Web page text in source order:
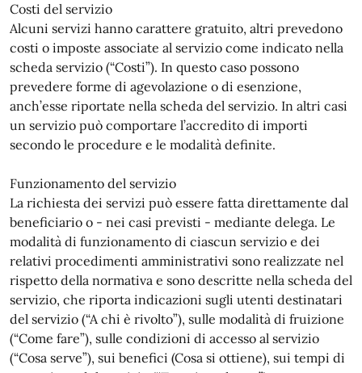
Costi del servizio
Alcuni servizi hanno carattere gratuito, altri prevedono
costi o imposte associate al servizio come indicato nella
scheda servizio (“Costi”). In questo caso possono
prevedere forme di agevolazione o di esenzione,
anch’esse riportate nella scheda del servizio. In altri casi
un servizio può comportare l’accredito di importi
secondo le procedure e le modalità definite.
Funzionamento del servizio
La richiesta dei servizi può essere fatta direttamente dal
beneficiario o - nei casi previsti - mediante delega. Le
modalità di funzionamento di ciascun servizio e dei
relativi procedimenti amministrativi sono realizzate nel
rispetto della normativa e sono descritte nella scheda del
servizio, che riporta indicazioni sugli utenti destinatari
del servizio (“A chi è rivolto”), sulle modalità di fruizione
(“Come fare”), sulle condizioni di accesso al servizio
(“Cosa serve”), sui benefici (Cosa si ottiene), sui tempi di